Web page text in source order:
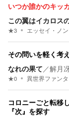
いつか誰かのキッ
この翼はイカロス
★3 エッセイ・ノ
その問いを軽く考
なれの果て／解月
★0 異世界ファン
コロニーごと転移
『次』を探す